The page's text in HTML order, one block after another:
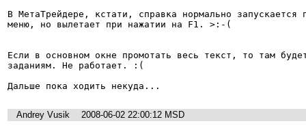
В МетаТрейдере, кстати, справка нормально
меню, но вылетает при нажатии на F1. >:-(
Если в основном окне промотать весь текст, то там
заданиям. Не работает. :(
Дальше пока ходить некуда...
Andrey Vusik
2008-06-02 22:00:12 MSD